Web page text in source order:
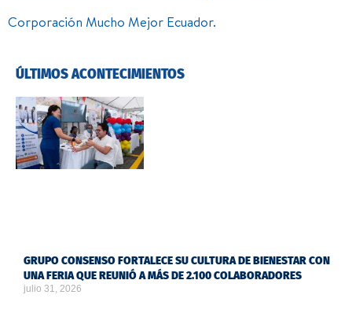
Corporación Mucho Mejor Ecuador.
ÚLTIMOS ACONTECIMIENTOS
GRUPO CONSENSO FORTALECE SU CULTURA DE BIENESTAR CON
UNA FERIA QUE REUNIÓ A MÁS DE 2.100 COLABORADORES
julio 31, 2026